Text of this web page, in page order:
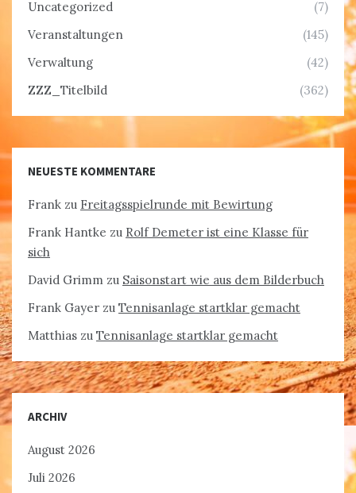
Uncategorized
(7)
Veranstaltungen
(145)
Verwaltung
(42)
ZZZ_Titelbild
(362)
NEUESTE KOMMENTARE
Frank zu Freitagsspielrunde mit Bewirtung
Frank Hantke zu Rolf Demeter ist eine Klasse für
sich
David Grimm zu Saisonstart wie aus dem Bilderbuch
Frank Gayer zu Tennisanlage startklar gemacht
Matthias zu Tennisanlage startklar gemacht
ARCHIV
August 2026
Juli 2026